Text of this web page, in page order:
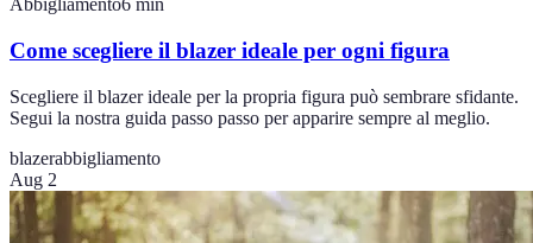
Abbigliamento6 min
Come scegliere il blazer ideale per ogni figura
Scegliere il blazer ideale per la propria figura può sembrare sfidante.
Segui la nostra guida passo passo per apparire sempre al meglio.
blazerabbigliamento
Aug 2